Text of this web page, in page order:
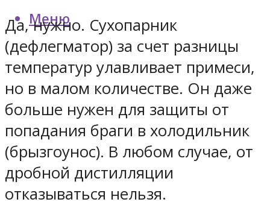
Меню
Да, нужно. Сухопарник
(дефлегматор) за счет разницы
температур улавливает примеси,
но в малом количестве. Он даже
больше нужен для защиты от
попадания браги в холодильник
(брызгоунос). В любом случае, от
дробной дистилляции
отказываться нельзя.